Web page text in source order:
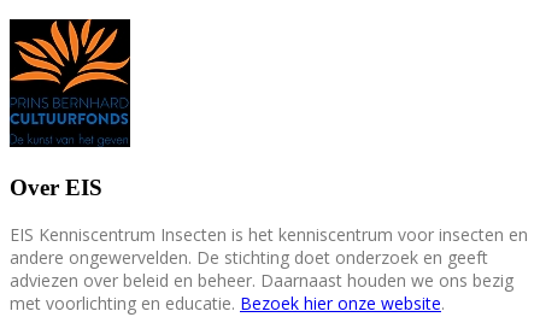
Over EIS
EIS Kenniscentrum Insecten is het kenniscentrum voor insecten en
andere ongewervelden. De stichting doet onderzoek en geeft
adviezen over beleid en beheer. Daarnaast houden we ons bezig
met voorlichting en educatie. Bezoek hier onze website.